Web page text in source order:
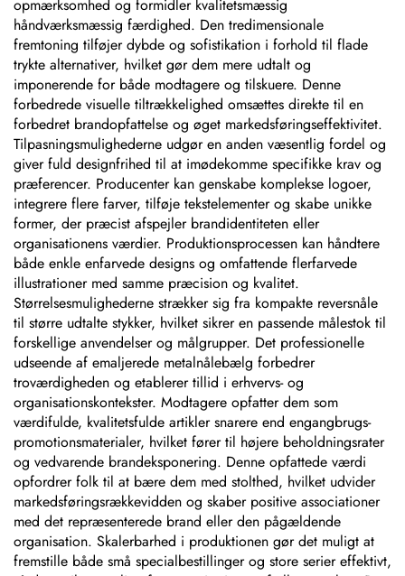
opmærksomhed og formidler kvalitetsmæssig
håndværksmæssig færdighed. Den tredimensionale
fremtoning tilføjer dybde og sofistikation i forhold til flade
trykte alternativer, hvilket gør dem mere udtalt og
imponerende for både modtagere og tilskuere. Denne
forbedrede visuelle tiltrækkelighed omsættes direkte til en
forbedret brandopfattelse og øget markedsføringseffektivitet.
Tilpasningsmulighederne udgør en anden væsentlig fordel og
giver fuld designfrihed til at imødekomme specifikke krav og
præferencer. Producenter kan genskabe komplekse logoer,
integrere flere farver, tilføje tekstelementer og skabe unikke
former, der præcist afspejler brandidentiteten eller
organisationens værdier. Produktionsprocessen kan håndtere
både enkle enfarvede designs og omfattende flerfarvede
illustrationer med samme præcision og kvalitet.
Størrelsesmulighederne strækker sig fra kompakte reversnåle
til større udtalte stykker, hvilket sikrer en passende målestok til
forskellige anvendelser og målgrupper. Det professionelle
udseende af emaljerede metalnålebælg forbedrer
troværdigheden og etablerer tillid i erhvervs- og
organisationskontekster. Modtagere opfatter dem som
værdifulde, kvalitetsfulde artikler snarere end engangbrugs-
promotionsmaterialer, hvilket fører til højere beholdningsrater
og vedvarende brandeksponering. Denne opfattede værdi
opfordrer folk til at bære dem med stolthed, hvilket udvider
markedsføringsrækkevidden og skaber positive associationer
med det repræsenterede brand eller den pågældende
organisation. Skalerbarhed i produktionen gør det muligt at
fremstille både små specialbestillinger og store serier effektivt,